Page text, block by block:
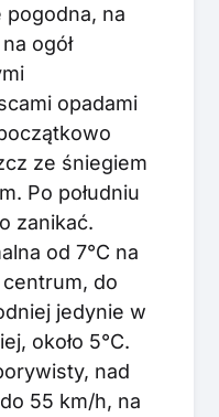
pogodna, na
ogół
opadami
ze śniegiem
Po południu
zanikać.
od 7°C na
centrum, do
jedynie w
około 5°C.
nad
55 km/h, na